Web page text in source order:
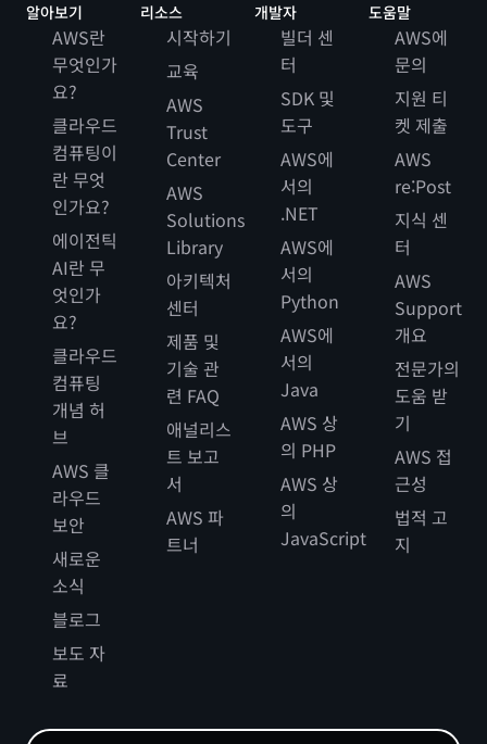
알아보기
AWS란
무엇인가
요?
클라우드
컴퓨팅이
란 무엇
인가요?
에이전틱
AI란 무
엇인가
요?
클라우드
컴퓨팅
개념 허
브
AWS 클
라우드
보안
새로운
소식
블로그
보도 자
료
리소스
시작하기
교육
AWS
Trust
Center
AWS
Solutions
Library
아키텍처
센터
제품 및
기술 관
련 FAQ
애널리스
트 보고
서
AWS 파
트너
개발자
빌더 센
터
SDK 및
도구
AWS에
서의
.NET
AWS에
서의
Python
AWS에
서의
Java
AWS 상
의 PHP
AWS 상
의
JavaScript
도움말
AWS에
문의
지원 티
켓 제출
AWS
re:Post
지식 센
터
AWS
Support
개요
전문가의
도움 받
기
AWS 접
근성
법적 고
지